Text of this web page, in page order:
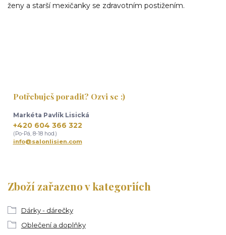
ženy a starší mexičanky se zdravotním postižením.
Zboží zařazeno v kategoriích
Dárky - dárečky
Oblečení a doplňky
Potřebuješ poradit? Ozvi se :)
Markéta Pavlík Lisická
+420 604 366 322
(Po-Pá, 8-18 hod.)
info@salonlisien.com